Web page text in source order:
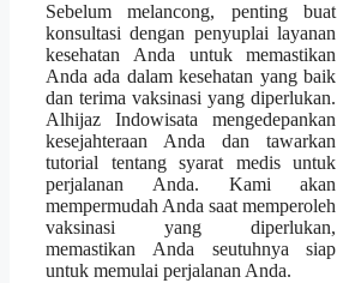
Sebelum melancong, penting buat
konsultasi dengan penyuplai layanan
kesehatan Anda untuk memastikan
Anda ada dalam kesehatan yang baik
dan terima vaksinasi yang diperlukan.
Alhijaz Indowisata mengedepankan
kesejahteraan Anda dan tawarkan
tutorial tentang syarat medis untuk
perjalanan Anda. Kami akan
mempermudah Anda saat memperoleh
vaksinasi yang diperlukan,
memastikan Anda seutuhnya siap
untuk memulai perjalanan Anda.